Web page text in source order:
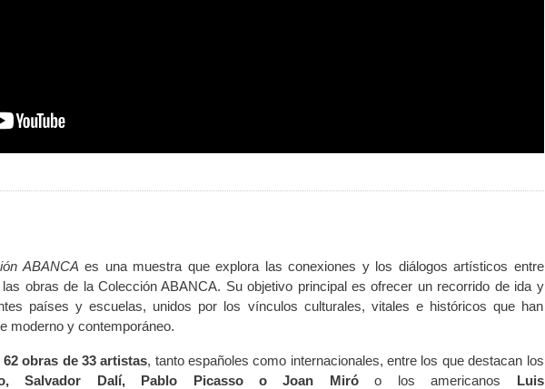
ABANCA es una muestra que explora las conexiones y los diálogos artísticos entre
obras de la Colección ABANCA. Su objetivo principal es ofrecer un recorrido de ida y
países y escuelas, unidos por los vínculos culturales, vitales e históricos que han
moderno y contemporáneo.
62 obras de 33 artistas, tanto españoles como internacionales, entre los que destacan los
Salvador Dalí, Pablo Picasso o Joan Miróo los americanos Luis